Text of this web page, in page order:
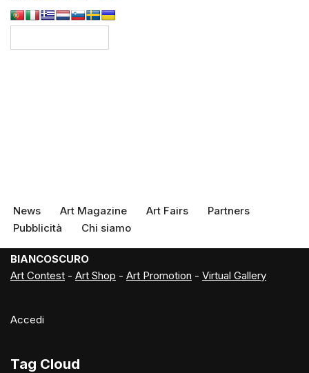
News Art Magazine Art Fairs
Partners
Pubblicità
Chi siamo
BIANCOSCURO
Art Contest - Art Shop - Art Promotion - Virtual Gallery
Accedi
Tag Cloud